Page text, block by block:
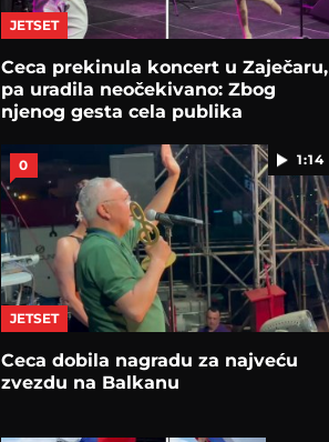
JETSET
Ceca prekinula koncert u Zaječaru,
pa uradila neočekivano: Zbog
njenog gesta cela publika
1:14
0
JETSET
Ceca dobila nagradu za najveću
zvezdu na Balkanu